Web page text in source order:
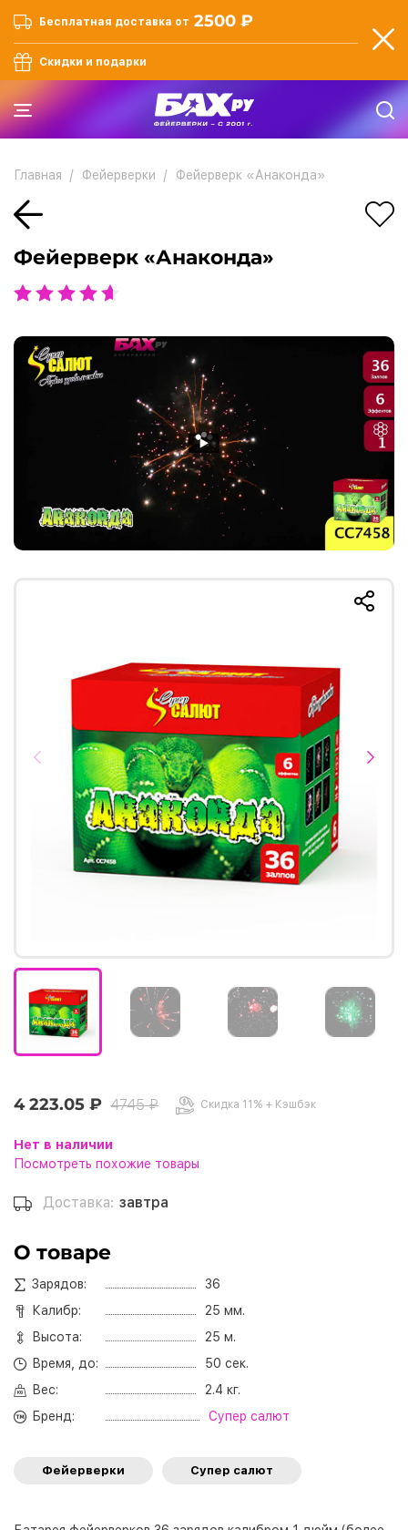
Бесплатная доставка от 2500 ₽
Скидки и подарки
Главная Фейерверки Фейерверк «Анаконда»
Фейерверк «Анаконда»
4 223.05 ₽ 4745 ₽ Скидка 11% + Кэшбэк
Нет в наличии
Посмотреть похожие товары
Доставка: завтра
О товаре
Зарядов:
36
Калибр:
25 мм.
Высота:
25 м.
Время, до:
50 сек.
Вес:
2.4 кг.
Бренд:
Супер салют
Фейерверки Супер салют